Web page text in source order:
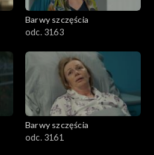
Barwy szczęścia
odc. 3163
Barwy szczęścia
odc. 3161